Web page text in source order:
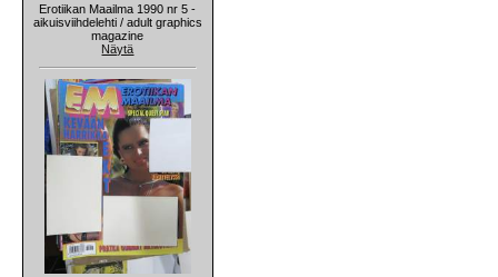
Erotiikan Maailma 1990 nr 5 -
aikuisviihdelehti / adult graphics
magazine
Näytä